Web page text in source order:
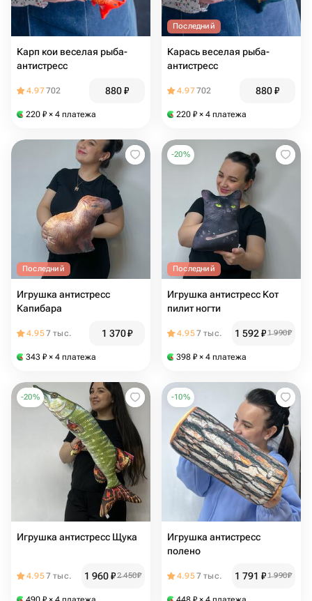
Карп кои веселая рыба-
антистресс
4.97702 880₽
220 ₽ × 4 платежа
Последний
Карась веселая рыба-
антистресс
4.97702 880₽
220 ₽ × 4 платежа
Последний
Игрушка антистресс
Капибара
4.957 тыс. 1 370₽
343 ₽ × 4 платежа
-20%
Последний
Игрушка антистресс Кот
пилит ногти
4.957 тыс. 1 592₽1 990₽
398 ₽ × 4 платежа
-20%
Игрушка антистресс Щука
4.957 тыс. 1 960₽2 450₽
-10%
Игрушка антистресс
полено
4.957 тыс. 1 791 ₽1 990₽